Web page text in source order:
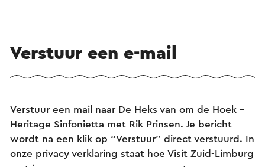
Verstuur een e-mail
Verstuur een mail naar De Heks van om de Hoek –
Heritage Sinfonietta met Rik Prinsen. Je bericht
wordt na een klik op “Verstuur” direct verstuurd. In
onze privacy verklaring staat hoe Visit Zuid-Limburg